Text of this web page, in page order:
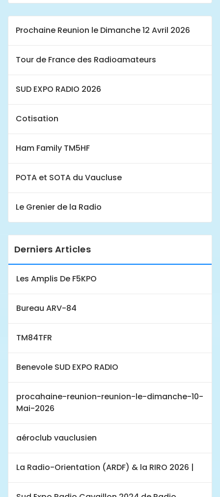
Prochaine Reunion le Dimanche 12 Avril 2026
Tour de France des Radioamateurs
SUD EXPO RADIO 2026
Cotisation
Ham Family TM5HF
POTA et SOTA du Vaucluse
Le Grenier de la Radio
Derniers Articles
Les Amplis De F5KPO
Bureau ARV-84
TM84TFR
Benevole SUD EXPO RADIO
procahaine-reunion-reunion-le-dimanche-10-
Mai-2026
aéroclub vauclusien
La Radio-Orientation (ARDF) & la RIRO 2026 |